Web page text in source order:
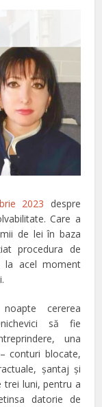
2023 despre
Care a
de lei în baza
procedura de
la acel moment
cererea
să fie
una
conturi blocate,
şantaj şi
trei luni, pentru a
datorie de